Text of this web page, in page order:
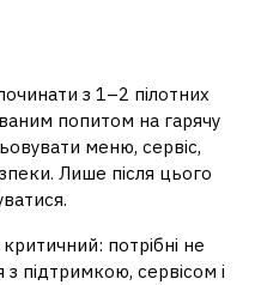
з 1–2 пілотних
попитом на гарячу
меню, сервіс,
Лише після цього
потрібні не
підтримкою, сервісом і